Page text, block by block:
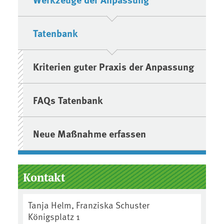
Tatenbank
Kriterien guter Praxis der Anpassung
FAQs Tatenbank
Neue Maßnahme erfassen
Kontakt
Tanja Helm, Franziska Schuster
Königsplatz 1